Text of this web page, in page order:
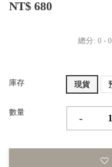
NT$ 680
總分: 0 - 0
庫存 現貨
數量
-